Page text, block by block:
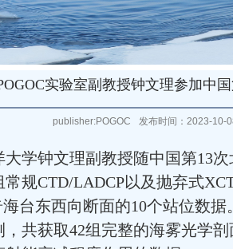
实验室副教授钟文理参加中
publisher:POGOC 发布时间：2023-10-
大学钟文理副教授随中国第13
规CTD/LADCP以及抛弃式
台东西向断面的10个站位数
共获取42组完整的海雾光学